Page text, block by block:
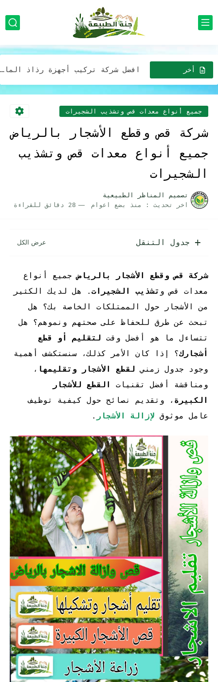
أخر
الاخبار
افضل شركة تركيب أجهزة رذاذ الماء بالرياض للمنازل والمدارس والمطاعم...
صيانه وتركيب مظلات وجلسات خارجية في الرياض: إضافة مثالية لحديقتك...
جميع أنواع معدات قص وتشذيب الشجيرات
شركة قص وقطع الأشجار بالرياض
جميع أنواع معدات قص وتشذيب
الشجيرات
تصميم المناظر الطبيعية
اخر تحديث :
منذ بضع اعوام 28 دقائق للقراءة
جدول التنقل
شركة قص وقطع الأشجار بالرياضجميع أنواع
معدات قص و تشذيب الشجيرات . هل لديك الكثير
من الأشجار حول الممتلكات الخاصة بك؟ هل
تبحث عن طرق للحفاظ على صحتهم ونموهم؟ هل
تتساءل ما هو أفضل وقت لتقليم أو قطع
أشجارك؟ إذا كان الأمر كذلك، سنستكشف أهمية
وجود جدول زمني لقطع الأشجار وتقليمها ،
ومناقشة أفضل تقنيات
القطع للأشجار
الكبيرة ، وتقديم نصائح حول كيفية توظيف
عامل موثوق لإزالة الأشجار .